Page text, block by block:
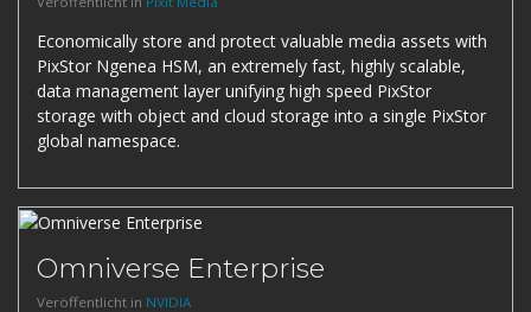
Economically store and protect valuable media assets with
PixStor Ngenea HSM, an extremely fast, highly scalable,
data management layer unifying high speed PixStor
storage with object and cloud storage into a single PixStor
global namespace.
Omniverse Enterprise
Veröffentlicht in NVIDIA